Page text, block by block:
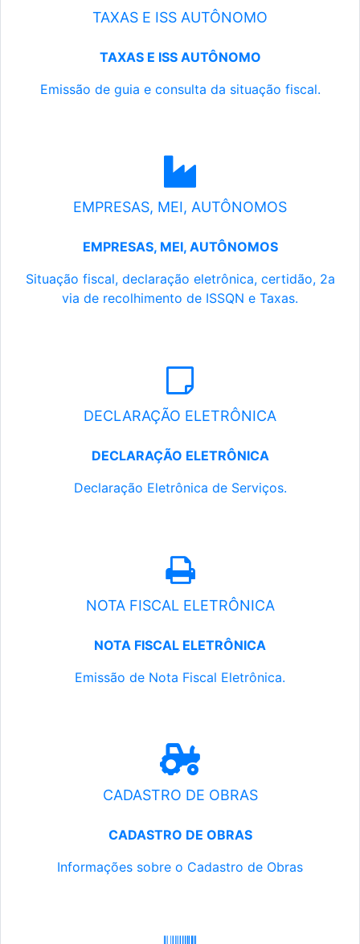
TAXAS E ISS AUTÔNOMO
TAXAS E ISS AUTÔNOMO
Emissão de guia e consulta da situação fiscal.
EMPRESAS, MEI, AUTÔNOMOS
EMPRESAS, MEI, AUTÔNOMOS
Situação fiscal, declaração eletrônica, certidão, 2a
via de recolhimento de ISSQN e Taxas.
DECLARAÇÃO ELETRÔNICA
DECLARAÇÃO ELETRÔNICA
Declaração Eletrônica de Serviços.
NOTA FISCAL ELETRÔNICA
NOTA FISCAL ELETRÔNICA
Emissão de Nota Fiscal Eletrônica.
CADASTRO DE OBRAS
CADASTRO DE OBRAS
Informações sobre o Cadastro de Obras